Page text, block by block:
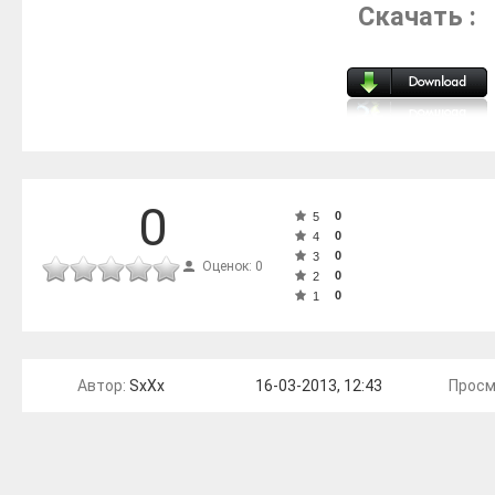
Скачать :
0
Оценок: 0
5
0
4
0
3
0
2
0
1
0
Автор: SxXx 16-03-2013, 12:43